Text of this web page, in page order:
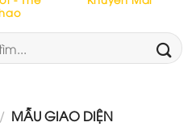
/ MẪU GIAO DIỆN